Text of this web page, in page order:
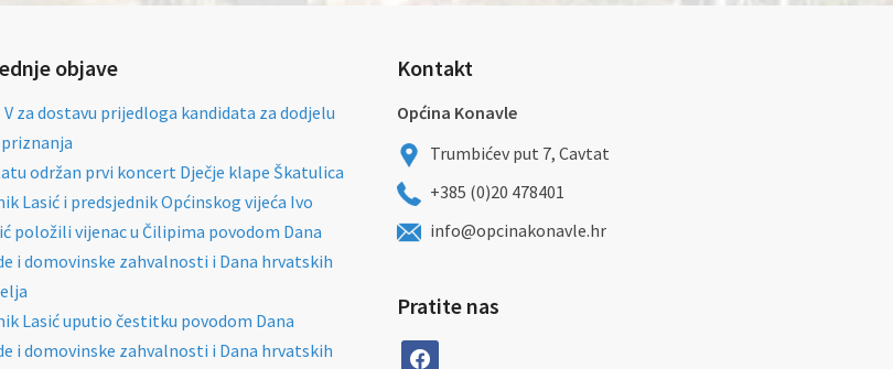
objave
V za dostavu prijedloga kandidata za dodjelu
održan prvi koncert Dječje klape Škatulica
Lasić i predsjednik Općinskog vijeća Ivo
položili vijenac u Čilipima povodom Dana
i domovinske zahvalnosti i Dana hrvatskih
Lasić uputio čestitku povodom Dana
i domovinske zahvalnosti i Dana hrvatskih
Kontakt
Općina Konavle
Trumbićev put 7, Cavtat
+385 (0)20 478401
info@opcinakonavle.hr
Pratite nas
facebook